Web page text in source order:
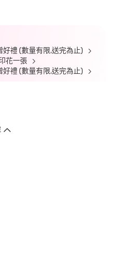
禮 (數量有限,送完為止)
花一張
禮 (數量有限,送完為止)